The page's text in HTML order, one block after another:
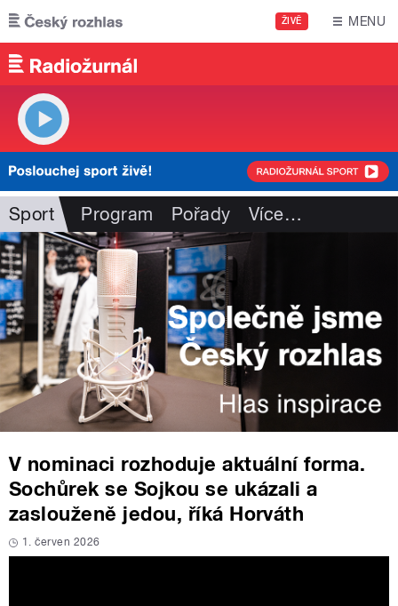
Přejít k hlavnímu obsahu
ŽIVĚ MENU
Sport Program Pořady Více…
V nominaci rozhoduje aktuální forma.
Sochůrek se Sojkou se ukázali a
zaslouženě jedou, říká Horváth
1. červen 2026